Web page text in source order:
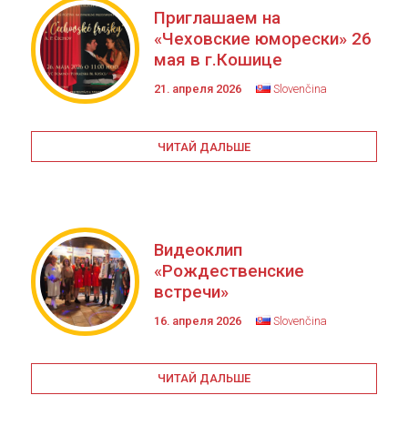
Приглашаем на
«Чеховские юморески» 26
мая в г.Кошице
21. апреля 2026 Slovenčina
ЧИТАЙ ДАЛЬШЕ
Видеоклип
«Рождественские
встречи»
16. апреля 2026 Slovenčina
ЧИТАЙ ДАЛЬШЕ